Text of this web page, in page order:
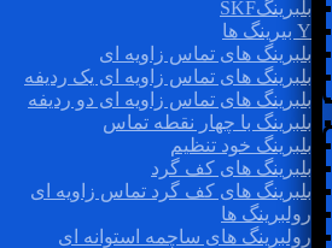
بلبرینگSKF
Y بیرینگ ها
بلبرینگ های تماس زاویه ای
بلبرینگ های تماس زاویه ای یک ردیفه
بلبرینگ های تماس زاویه ای دو ردیفه
بلبرینگ با چهار نقطه تماس
بلبرینگ خود تنظیم
بلبرینگ های کف گرد
بلبرینگ های کف گرد تماس زاویه ای
رولبرینگ ها
رولبرینگ های ساچمه استوانه ای